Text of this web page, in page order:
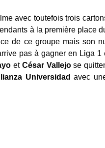
avec toutefois trois
à la première place
de ce groupe mais son
pas à gagner en Liga 1
et César Vallejose
Universidad avec